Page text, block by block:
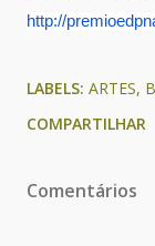
http://
LABELS: ARTES
COMPARTILHAR
Comentários